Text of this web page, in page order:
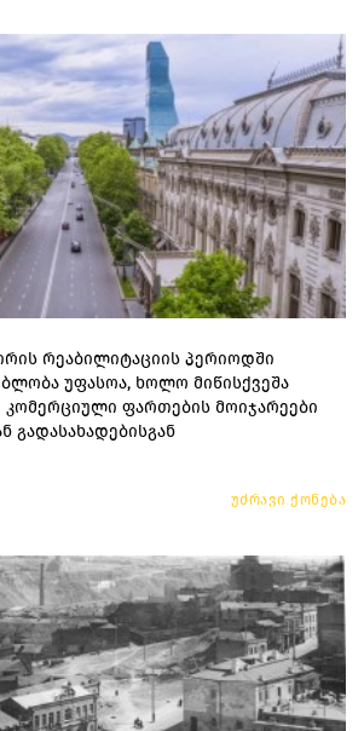
რეაბილიტაციის პერიოდში
უფასოა, ხოლო მიწისქვეშა
ფართების მოიჯარეები
გადასახადებისგან
უძრავი ქონება